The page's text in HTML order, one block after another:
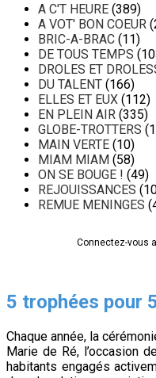
A C'T HEURE (389)
A VOT' BON COEUR
BRIC-A-BRAC (11)
DE TOUS TEMPS
DROLES ET
DU TALENT (166)
ELLES ET EUX (112)
EN PLEIN AIR (335)
GLOBE-TROTTERS
MAIN VERTE (10)
MIAM MIAM (58)
ON SE BOUGE ! (49)
REJOUISSANCES
REMUE MENINGES
Connectez-vous
5 trophées pour
Chaque année, la
Marie de Ré, l’occasion
habitants engagés